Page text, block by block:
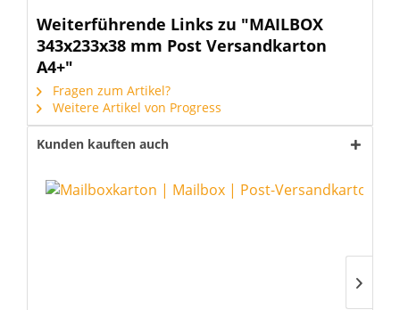
Weiterführende Links zu "MAILBOX
343x233x38 mm Post Versandkarton
A4+"
Fragen zum Artikel?
Weitere Artikel von Progress
Kunden kauften auch